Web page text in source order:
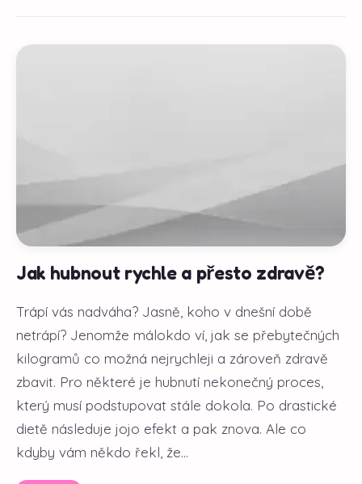
Jak hubnout rychle a přesto zdravě?
Trápí vás nadváha? Jasně, koho v dnešní době
netrápí? Jenomže málokdo ví, jak se přebytečných
kilogramů co možná nejrychleji a zároveň zdravě
zbavit. Pro některé je hubnutí nekonečný proces,
který musí podstupovat stále dokola. Po drastické
dietě následuje jojo efekt a pak znova. Ale co
kdyby vám někdo řekl, že...